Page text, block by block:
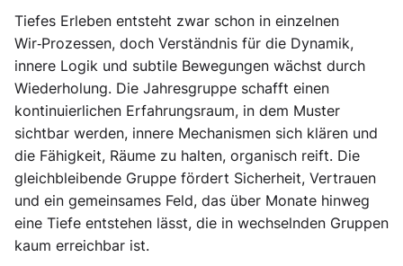
Tiefes Erleben entsteht zwar schon in einzelnen
Wir‑Prozessen, doch Verständnis für die Dynamik,
innere Logik und subtile Bewegungen wächst durch
Wiederholung. Die Jahresgruppe schafft einen
kontinuierlichen Erfahrungsraum, in dem Muster
sichtbar werden, innere Mechanismen sich klären und
die Fähigkeit, Räume zu halten, organisch reift. Die
gleichbleibende Gruppe fördert Sicherheit, Vertrauen
und ein gemeinsames Feld, das über Monate hinweg
eine Tiefe entstehen lässt, die in wechselnden Gruppen
kaum erreichbar ist.